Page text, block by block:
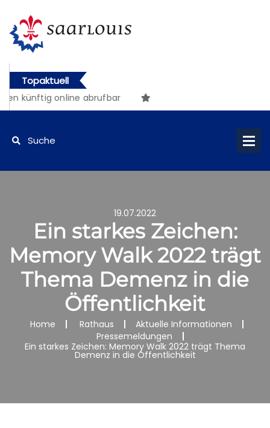
Topaktuell
online abrufbar
19.07.2022
Ein starkes Zeichen:
Memory Walk 2022 trägt
Thema Demenz in die
Öffentlichkeit
Home Rathaus
Aktuelle Informationen
Pressemeldungen
Ein starkes Zeichen: Memory Walk 2022 trägt Thema
Demenz in die Öffentlichkeit